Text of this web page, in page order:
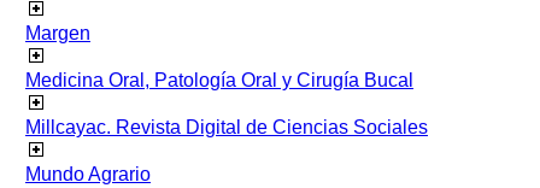
Margen
Medicina Oral, Patología Oral y Cirugía Bucal
Millcayac. Revista Digital de Ciencias Sociales
Mundo Agrario